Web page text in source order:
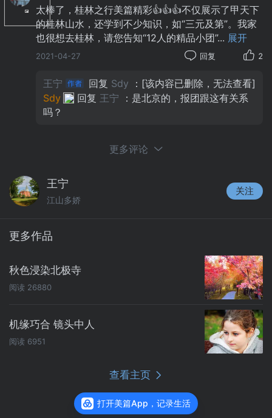
靖江王府外城墙东华门上的
东华门（体仁门）上的“状元及第”坊是
外，还有南面正阳门（端礼门）上的“三元及
第”坊，是当时的两广总督为表彰连中三元
西面西华门（遵义门）上的“榜眼及第”坊，
太棒了，桂林之行美篇精彩👍👍👍不仅展示了甲天下
的桂林山水，还学到不少知识，如“三元及第”。我家
也很想去桂林，请您告知“12人的精品小团”... 展开
2021-04-27 回复 2
王宁 回复 Sdy
：[该内容已删除，无法查看]
Sdy
回复 王宁
：是北京的，报团跟这有关系
吗？
更多评论
王宁
江山多娇
关注
更多作品
秋色浸染北极寺
阅读 26880
机缘巧合 镜头中人
阅读 6951
查看主页
打开美篇App，记录生活